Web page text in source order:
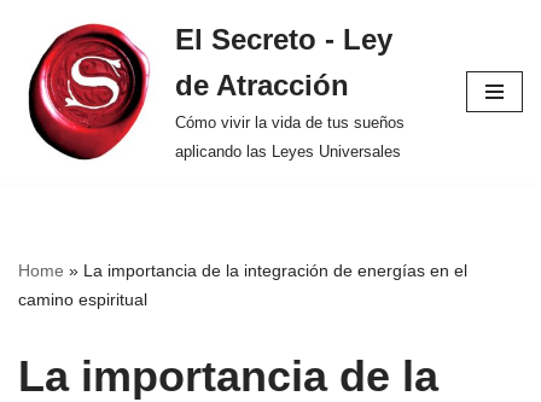
Saltar
al
contenido
El Secreto - Ley
de Atracción
Cómo vivir la vida de tus sueños
aplicando las Leyes Universales
Home » La importancia de la integración de energías en el
camino espiritual
La importancia de la